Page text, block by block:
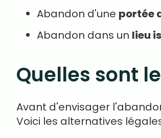
Abandon d'une portée
Abandon dans un lieu
Quelles sont
Avant d'envisager
Voici les alternatives